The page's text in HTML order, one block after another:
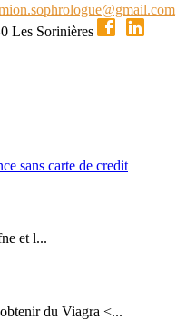
Les Sorinières
sans carte de credit
et l...
du Viagra <...